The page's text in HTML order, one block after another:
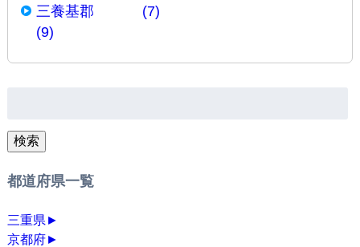
三養基郡
(9)
(7)
検索
都道府県一覧
三重県 ►
京都府►